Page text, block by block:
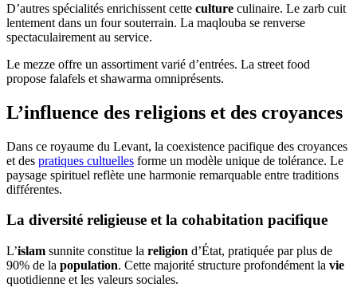
D’autres spécialités enrichissent cette culture culinaire. Le zarb cuit
lentement dans un four souterrain. La maqlouba se renverse
spectaculairement au service.
Le mezze offre un assortiment varié d’entrées. La street food
propose falafels et shawarma omniprésents.
L’influence des religions et des croyances
Dans ce royaume du Levant, la coexistence pacifique des croyances
et des pratiques cultuelles forme un modèle unique de tolérance. Le
paysage spirituel reflète une harmonie remarquable entre traditions
différentes.
La diversité religieuse et la cohabitation pacifique
L’islam sunnite constitue la religion d’État, pratiquée par plus de
90% de la population. Cette majorité structure profondément la vie
quotidienne et les valeurs sociales.